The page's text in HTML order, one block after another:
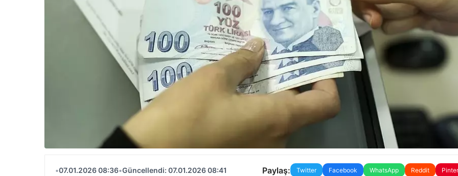
•07.01.2026 08:36•Güncellendi: 07.01.2026 08:41 Paylaş: Twitter Facebook WhatsApp Reddit